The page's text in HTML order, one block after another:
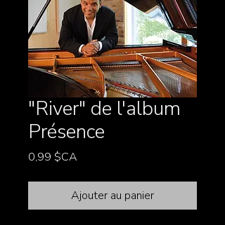
"River" de l'album
Présence
0,99 $CA
Ajouter au panier